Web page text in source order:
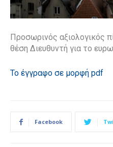
Προσωρινός αξιολογικός
θέση Διευθυντή για το
Το έγγραφο σε μορφή pdf
Facebook